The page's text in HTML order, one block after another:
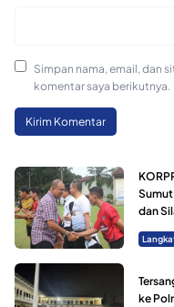
Simpan nama, email, dan
komentar saya berikutnya.
dan
ke